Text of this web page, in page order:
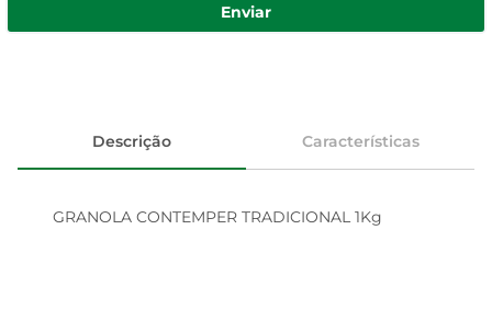
Enviar
Descrição Características
GRANOLA CONTEMPER TRADICIONAL 1Kg